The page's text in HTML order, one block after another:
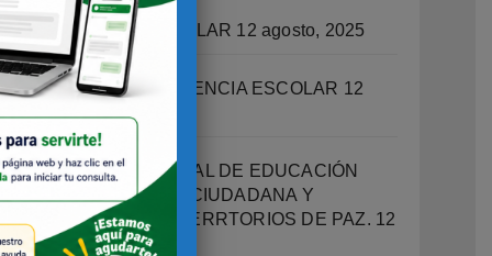
ORIENTACIÓN ESCOLAR 12 agosto, 2025
OFICINA DE CONVIVENCIA ESCOLAR 12
agosto, 2025
PROGRAMA INTEGRAL DE EDUCACIÓN
SOCIOEMOCIONAL, CIUDADANA Y
ESCUELAS COMO TERRTORIOS DE PAZ. 12
agosto, 2025